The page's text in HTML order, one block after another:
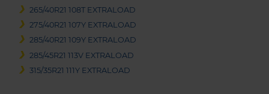
265/40R21 108T EXTRALOAD
275/40R21 107Y EXTRALOAD
285/40R21 109Y EXTRALOAD
285/45R21 113V EXTRALOAD
315/35R21 111Y EXTRALOAD